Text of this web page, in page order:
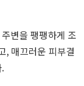
변을 팽팽하게 조
, 매끄러운 피부결